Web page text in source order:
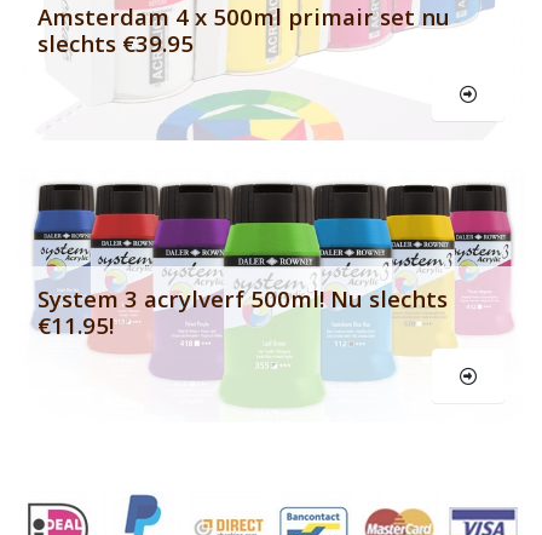
Amsterdam 4 x 500ml primair set nu
slechts €39.95
System 3 acrylverf 500ml! Nu slechts
€11.95!